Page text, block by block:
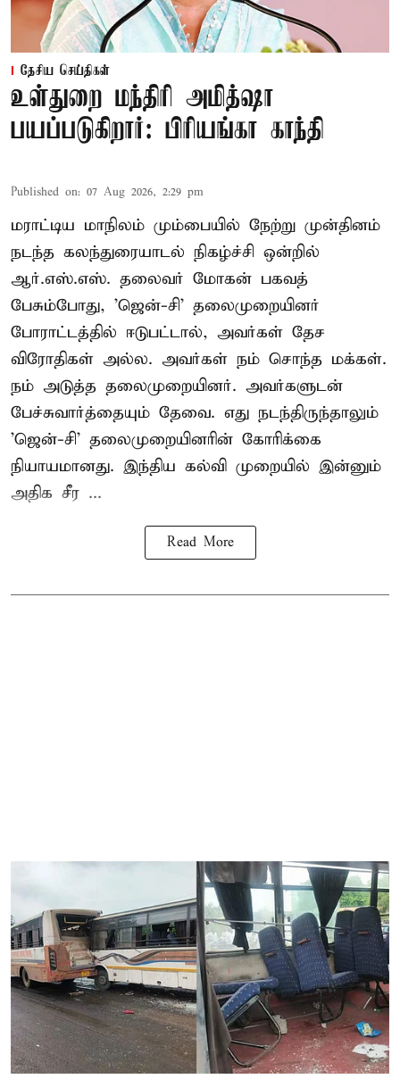
தேசிய செய்திகள்
உள்துறை மந்திரி அமித்ஷா
பயப்படுகிறார்: பிரியங்கா காந்தி
Published on: 07 Aug 2026, 2:29 pm
மராட்டிய மாநிலம் மும்பையில் நேற்று முன்தினம்
நடந்த கலந்துரையாடல் நிகழ்ச்சி ஒன்றில்
ஆர்.எஸ்.எஸ். தலைவர் மோகன் பகவத்
பேசும்போது, 'ஜென்-சி' தலைமுறையினர்
போராட்டத்தில் ஈடுபட்டால், அவர்கள் தேச
விரோதிகள் அல்ல. அவர்கள் நம் சொந்த மக்கள்.
நம் அடுத்த தலைமுறையினர். அவர்களுடன்
பேச்சுவார்த்தையும் தேவை. எது நடந்திருந்தாலும்
'ஜென்-சி' தலைமுறையினரின் கோரிக்கை
நியாயமானது. இந்திய கல்வி முறையில் இன்னும்
அதிக சீர ...
Read More